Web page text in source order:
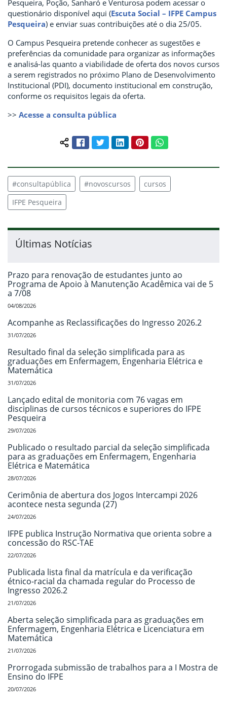
Pesqueira, Poção, Sanharó e Venturosa podem acessar o
questionário disponível aqui (Escuta Social – IFPE Campus
Pesqueira) e enviar suas contribuições até o dia 25/05.
O Campus Pesqueira pretende conhecer as sugestões e
preferências da comunidade para organizar as informações
e analisá-las quanto a viabilidade de oferta dos novos cursos
a serem registrados no próximo Plano de Desenvolvimento
Institucional (PDI), documento institucional em construção,
conforme os requisitos legais da oferta.
>> Acesse a consulta pública
Compartilhar conteúdo:
FacebookTwitterLinkedInPinterestWhatsApp
#consultapública #novoscursos
cursos
IFPE Pesqueira
Últimas Notícias
Prazo para renovação de estudantes junto ao
Programa de Apoio à Manutenção Acadêmica vai de 5
a 7/08
04/08/2026
Acompanhe as Reclassificações do Ingresso 2026.2
31/07/2026
Resultado final da seleção simplificada para as
graduações em Enfermagem, Engenharia Elétrica e
Matemática
31/07/2026
Lançado edital de monitoria com 76 vagas em
disciplinas de cursos técnicos e superiores do IFPE
Pesqueira
29/07/2026
Publicado o resultado parcial da seleção simplificada
para as graduações em Enfermagem, Engenharia
Elétrica e Matemática
28/07/2026
Cerimônia de abertura dos Jogos Intercampi 2026
acontece nesta segunda (27)
24/07/2026
IFPE publica Instrução Normativa que orienta sobre a
concessão do RSC-TAE
22/07/2026
Publicada lista final da matrícula e da verificação
étnico-racial da chamada regular do Processo de
Ingresso 2026.2
21/07/2026
Aberta seleção simplificada para as graduações em
Enfermagem, Engenharia Elétrica e Licenciatura em
Matemática
21/07/2026
Prorrogada submissão de trabalhos para a I Mostra de
Ensino do IFPE
20/07/2026